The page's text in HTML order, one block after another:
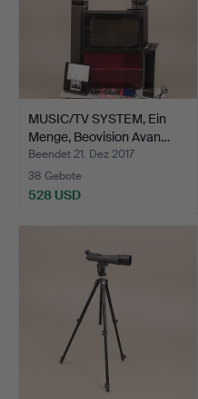
MUSIC/TV SYSTEM, Ein
Menge, Beovision Avan…
Beendet 21. Dez 2017
38 Gebote
528 USD